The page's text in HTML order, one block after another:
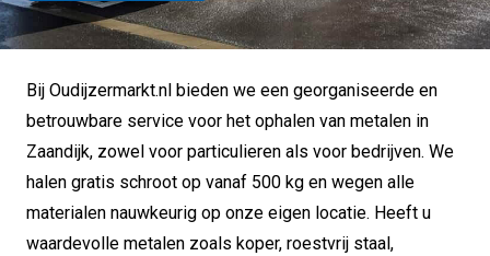
Bij Oudijzermarkt.nl bieden we een georganiseerde en
betrouwbare service voor het ophalen van metalen in
Zaandijk, zowel voor particulieren als voor bedrijven. We
halen gratis schroot op vanaf 500 kg en wegen alle
materialen nauwkeurig op onze eigen locatie. Heeft u
waardevolle metalen zoals koper, roestvrij staal,